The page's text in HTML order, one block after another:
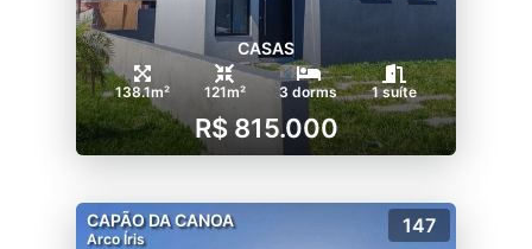
CASAS
138.1m² 121m² 3 dorms 1 suíte
R$ 815.000
CAPÃO DA CANOA
Arco Íris
147